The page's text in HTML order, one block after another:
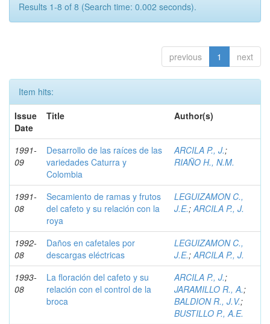
Results 1-8 of 8 (Search time: 0.002 seconds).
previous 1 next
Item hits:
Issue
Date
Title Author(s)
1991-
09
Desarrollo de las raíces de las
variedades Caturra y
Colombia
ARCILA P., J.;
RIAÑO H., N.M.
1991-
08
Secamiento de ramas y frutos
del cafeto y su relación con la
roya
LEGUIZAMON C.,
J.E.;ARCILA P., J.
1992-
08
Daños en cafetales por
descargas eléctricas
LEGUIZAMON C.,
J.E.;ARCILA P., J.
1993-
08
La floración del cafeto y su
relación con el control de la
broca
ARCILA P., J.;
JARAMILLO R., A.;
BALDION R., J.V.;
BUSTILLO P., A.E.